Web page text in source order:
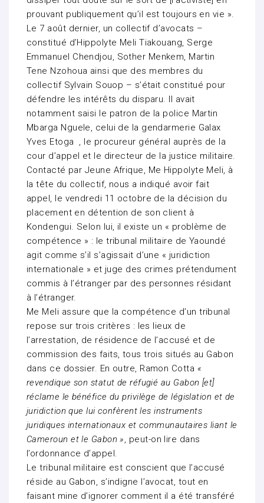
prouvant publiquement qu’il est toujours en vie ».
Le 7 août dernier, un collectif d’avocats –
constitué d’Hippolyte Meli Tiakouang, Serge
Emmanuel Chendjou, Sother Menkem, Martin
Tene Nzohoua ainsi que des membres du
collectif Sylvain Souop – s’était constitué pour
défendre les intérêts du disparu. Il avait
notamment saisi le patron de la police Martin
Mbarga Nguele, celui de la gendarmerie Galax
Yves Etoga , le procureur général auprès de la
cour d’appel et le directeur de la justice militaire.
Contacté par Jeune Afrique, Me Hippolyte Meli, à
la tête du collectif, nous a indiqué avoir fait
appel, le vendredi 11 octobre de la décision du
placement en détention de son client à
Kondengui. Selon lui, il existe un « problème de
compétence » : le tribunal militaire de Yaoundé
agit comme s’il s’agissait d’une « juridiction
internationale » et juge des crimes prétendument
commis à l’étranger par des personnes résidant
à l’étranger.
Me Meli assure que la compétence d’un tribunal
repose sur trois critères : les lieux de
l’arrestation, de résidence de l’accusé et de
commission des faits, tous trois situés au Gabon
dans ce dossier. En outre, Ramon Cotta «
revendique son statut de réfugié au Gabon [et]
réclame le bénéfice du privilège de législation et de
juridiction que lui confèrent les instruments
juridiques internationaux et communautaires liant le
Cameroun et le Gabon », peut-on lire dans
l’ordonnance d’appel.
Le tribunal militaire est conscient que l’accusé
réside au Gabon, s’indigne l’avocat, tout en
faisant mine d’ignorer comment il a été transféré